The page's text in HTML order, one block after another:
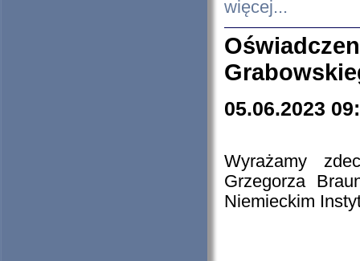
więcej...
05.06.2023
Wyrażamy
Grzegorza
Niemieckim